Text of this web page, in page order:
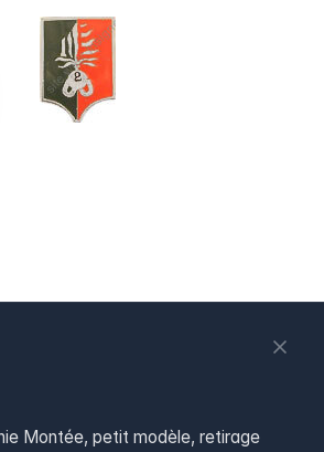
Montée, petit modèle, retirage